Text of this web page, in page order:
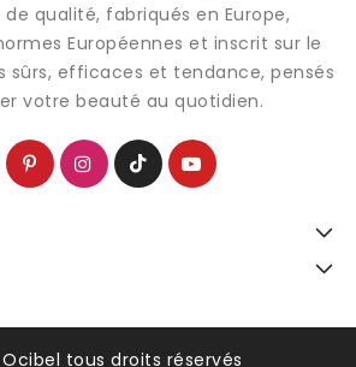
qualité, fabriqués en Europe,
Européennes et inscrit sur le
sûrs, efficaces et tendance, pensés
votre beauté au quotidien.
tous droits réservés